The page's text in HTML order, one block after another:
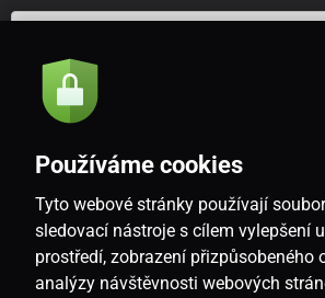
Souhlasím se
CZ
Používáme cookies
Tyto webové stránky používají
sledovací nástroje s cílem vylepšení
prostředí, zobrazení přizpůsobeného
analýzy návštěvnosti webových